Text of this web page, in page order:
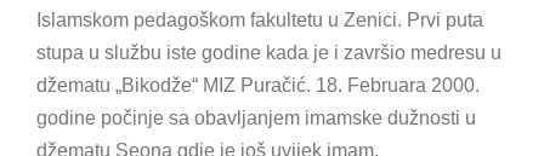
Islamskom pedagoškom fakultetu u Zenici. Prvi puta
stupa u službu iste godine kada je i završio medresu u
džematu „Bikodže“ MIZ Puračić. 18. Februara 2000.
godine počinje sa obavljanjem imamske dužnosti u
džematu Seona gdje je još uvijek imam.